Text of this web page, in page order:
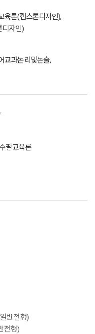
육론(캡스톤디자인),
디자인)
교과논리및논술,
필교육론
반전형)
전형)